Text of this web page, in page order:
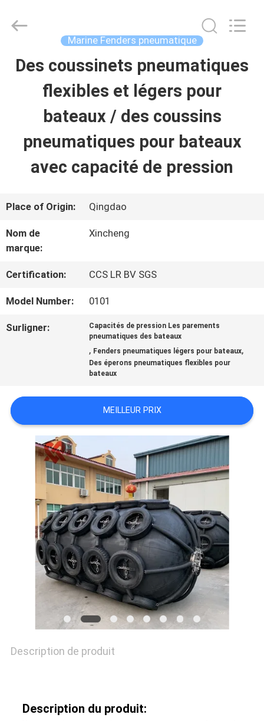
MAISON
PRODUITS
SHOW
PROPOS
DE
NOUS
VISITE
CONTRÔLE
DE
QUALITÉ
CONTACTEZ-
NOUS
NOUVELLES
PLAN
SITE
Rubber
Marine Fenders pneumatique
Des coussinets pneumatiques
flexibles et légers pour
bateaux / des coussins
pneumatiques pour bateaux
avec capacité de pression
Place of Origin: Qingdao
Nom de
marque:
Xincheng
Certification: CCS LR BV SGS
Model Number: 0101
Surligner:
Capacités de pression Les parements
pneumatiques des bateaux
, Fenders pneumatiques légers pour bateaux,
Des éperons pneumatiques flexibles pour
bateaux
MEILLEUR PRIX
Description de produit
Description du produit: